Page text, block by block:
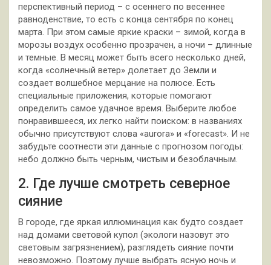
перспективный период – с осеннего по весеннее
равноденствие, то есть с конца сентября по конец
марта. При этом самые яркие краски – зимой, когда в
морозы воздух особенно прозрачен, а ночи – длинные
и темные. В месяц может быть всего несколько дней,
когда «солнечный ветер» долетает до Земли и
создает волшебное мерцание на полюсе. Есть
специальные приложения, которые помогают
определить самое удачное время. Выберите любое
понравившееся, их легко найти поиском: в названиях
обычно присутствуют слова «aurora» и «forecast». И не
забудьте соотнести эти данные с прогнозом погоды:
небо должно быть черным, чистым и безоблачным.
2. Где лучше смотреть северное
сияние
В городе, где яркая иллюминация как будто создает
над домами световой купол (экологи назовут это
световым загрязнением), разглядеть сияние почти
невозможно. Поэтому лучше выбрать ясную ночь и